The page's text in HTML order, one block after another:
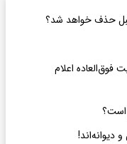
اعلام
است؟